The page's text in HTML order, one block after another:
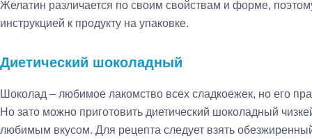
Желатин различается по своим свойствам и форме,
инструкцией к продукту на упаковке.
Диетический шоколадный
Шоколад – любимое лакомство всех сладкоежек, но его
Но зато можно приготовить диетический шоколадный
любимым вкусом. Для рецепта следует взять